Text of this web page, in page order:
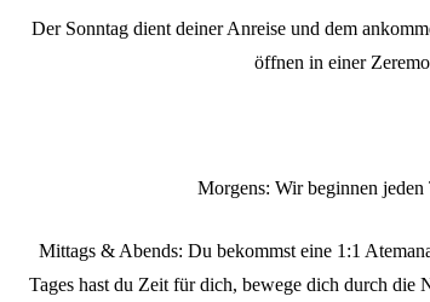
Der Sonntag dient deiner Anreise und dem
öffnen in einer
Morgens: Wir beginnen
Mittags & Abends: Du bekommst eine 1:1
Tages hast du Zeit für dich, bewege dich durch die